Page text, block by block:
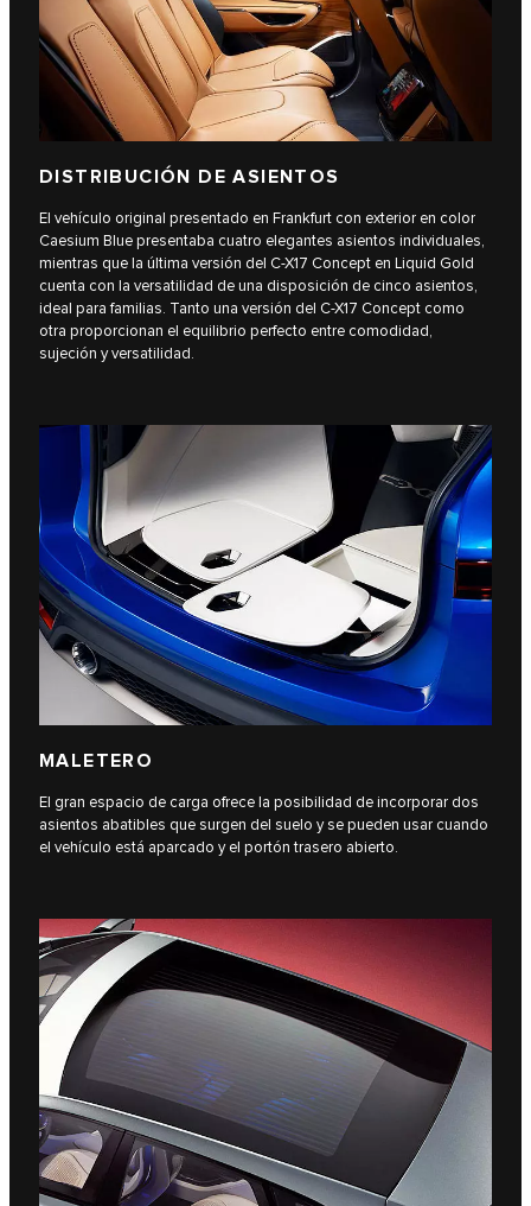
DISTRIBUCIÓN DE ASIENTOS
El vehículo original presentado en Frankfurt con exterior en color
Caesium Blue presentaba cuatro elegantes asientos individuales,
mientras que la última versión del C-X17 Concept en Liquid Gold
cuenta con la versatilidad de una disposición de cinco asientos,
ideal para familias. Tanto una versión del C-X17 Concept como
otra proporcionan el equilibrio perfecto entre comodidad,
sujeción y versatilidad.
MALETERO
El gran espacio de carga ofrece la posibilidad de incorporar dos
asientos abatibles que surgen del suelo y se pueden usar cuando
el vehículo está aparcado y el portón trasero abierto.